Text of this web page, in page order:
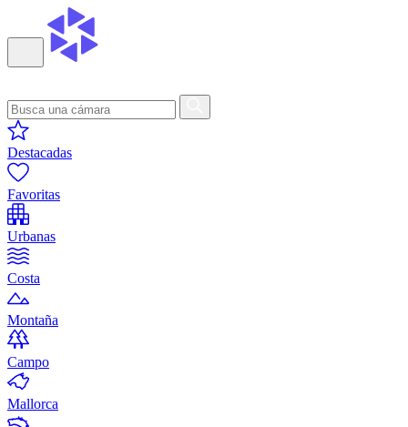
Destacadas
Favoritas
Urbanas
Costa
Montaña
Campo
Mallorca